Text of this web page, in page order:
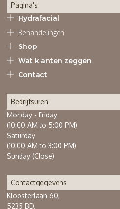
Pagina's
Hydrafacial
Behandelingen
Shop
Wat klanten zeggen
Contact
Bedrijfsuren
Monday - Friday
(10:00 AM to 5:00 PM)
Saturday
(10:00 AM to 3:00 PM)
Sunday (Close)
Contactgegevens
Kloosterlaan 60,
5235 BD,